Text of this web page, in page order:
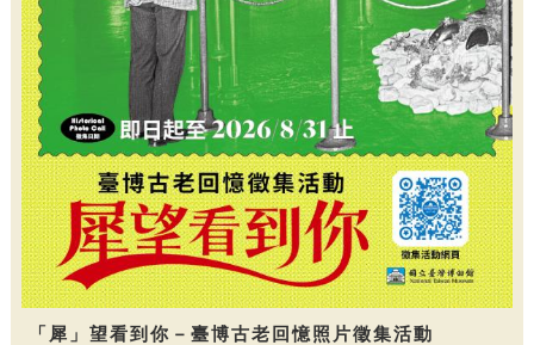
「犀」望看到你－臺博古老回憶照片徵集活動